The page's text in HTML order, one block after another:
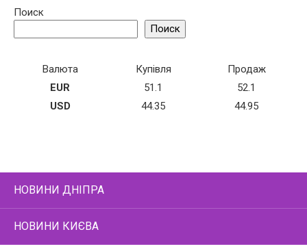
Поиск
Поиск
Валюта Купівля
Продаж
EUR
51.1
52.1
USD
44.35 44.95
НОВИНИ ДНІПРА
НОВИНИ КИЄВА